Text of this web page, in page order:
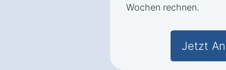
Wochen rechnen.
Jetzt